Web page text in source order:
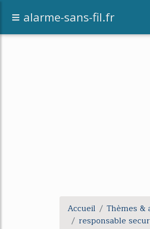
alarme-sans-fil.fr
Accueil Thèmes &
responsable